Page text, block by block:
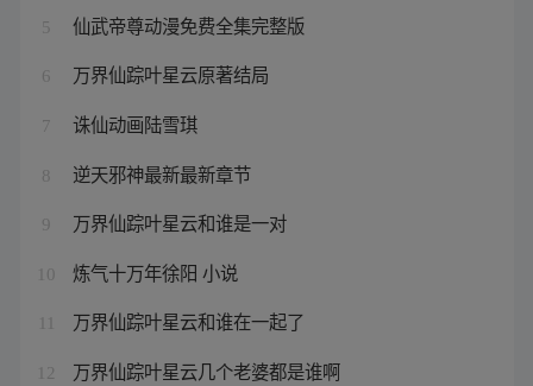
5 仙武帝尊动漫免费全集完整版
6 万界仙踪叶星云原著结局
7 诛仙动画陆雪琪
8 逆天邪神最新最新章节
9 万界仙踪叶星云和谁是一对
10 炼气十万年徐阳 小说
万界仙踪叶星云和谁在一起了
12 万界仙踪叶星云几个老婆都是谁啊